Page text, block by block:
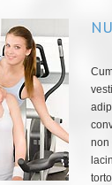
non